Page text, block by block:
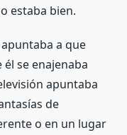
estaba bien.
apuntaba a que
se enajenaba
apuntaba
de
o en un lugar